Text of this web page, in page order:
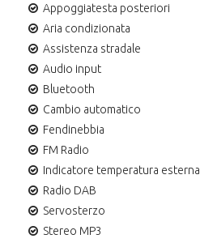
Appoggiatesta posteriori
Aria condizionata
Assistenza stradale
Audio input
Bluetooth
Cambio automatico
Fendinebbia
FM Radio
Indicatore temperatura esterna
Radio DAB
Servosterzo
Stereo MP3